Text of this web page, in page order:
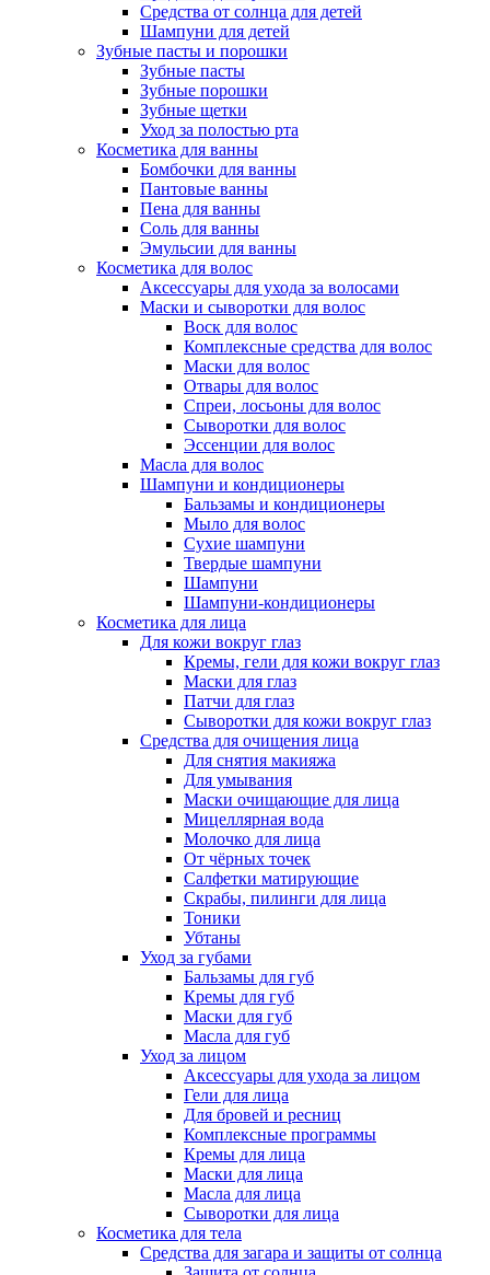
Средства от солнца для детей
Шампуни для детей
Зубные пасты и порошки
Зубные пасты
Зубные порошки
Зубные щетки
Уход за полостью рта
Косметика для ванны
Бомбочки для ванны
Пантовые ванны
Пена для ванны
Соль для ванны
Эмульсии для ванны
Косметика для волос
Аксессуары для ухода за волосами
Маски и сыворотки для волос
Воск для волос
Комплексные средства для волос
Маски для волос
Отвары для волос
Спреи, лосьоны для волос
Сыворотки для волос
Эссенции для волос
Масла для волос
Шампуни и кондиционеры
Бальзамы и кондиционеры
Мыло для волос
Сухие шампуни
Твердые шампуни
Шампуни
Шампуни-кондиционеры
Косметика для лица
Для кожи вокруг глаз
Кремы, гели для кожи вокруг глаз
Маски для глаз
Патчи для глаз
Сыворотки для кожи вокруг глаз
Средства для очищения лица
Для снятия макияжа
Для умывания
Маски очищающие для лица
Мицеллярная вода
Молочко для лица
От чёрных точек
Салфетки матирующие
Скрабы, пилинги для лица
Тоники
Убтаны
Уход за губами
Бальзамы для губ
Кремы для губ
Маски для губ
Масла для губ
Уход за лицом
Аксессуары для ухода за лицом
Гели для лица
Для бровей и ресниц
Комплексные программы
Кремы для лица
Маски для лица
Масла для лица
Сыворотки для лица
Косметика для тела
Средства для загара и защиты от солнца